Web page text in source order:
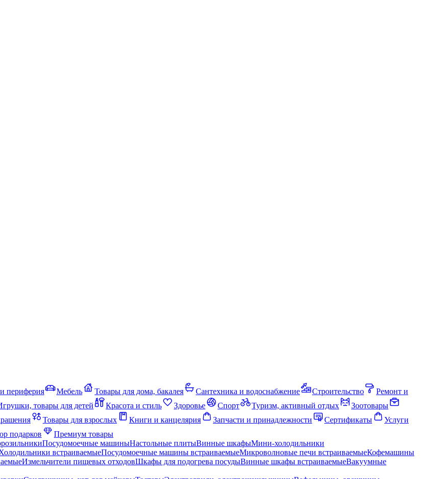
периферия Мебель Товары для дома, бакалея Сантехника и водоснабжение Строительство
Ремонт и
товары для детей Красота и стиль Здоровье Спорт Туризм, активный отдых
Зоотовары
Товары для взрослых Книги и канцелярия Запчасти и принадлежности Сертификаты
Услуги
подарков
Премиум товары
Посудомоечные машиныНастольные плитыВинные шкафыМини-холодильники
встраиваемыеПосудомоечные машины встраиваемыеМикроволновые печи встраиваемыеКофемашины
Измельчители пищевых отходовШкафы для подогрева посудыВинные шкафы встраиваемыеВакуумные